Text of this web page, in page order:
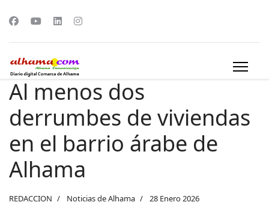
Al menos dos
derrumbes de viviendas
en el barrio árabe de
Alhama
REDACCION Noticias de Alhama 28 Enero 2026